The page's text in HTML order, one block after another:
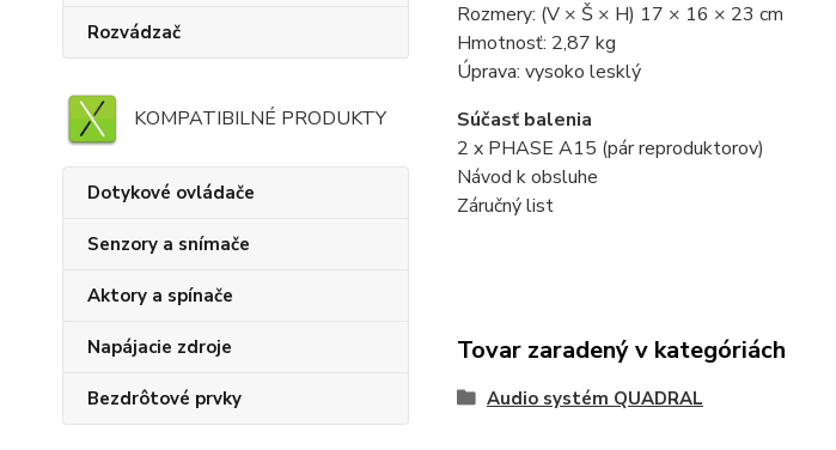
Rozvádzač
KOMPATIBILNÉ PRODUKTY
Dotykové ovládače
Senzory a snímače
Aktory a spínače
Napájacie zdroje
Bezdrôtové prvky
Rozmery: (V × Š × H) 17 × 16 × 23 cm
Hmotnosť: 2,87 kg
Úprava: vysoko lesklý
Súčasť balenia
2 x PHASE A15 (pár reproduktorov)
Návod k obsluhe
Záručný list
Tovar zaradený v kategóriách
Audio systém QUADRAL